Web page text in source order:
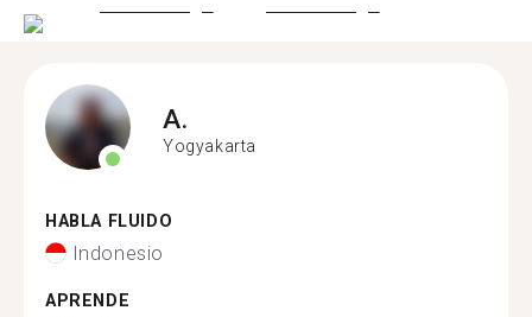
A.
Yogyakarta
HABLA FLUIDO
Indonesio
APRENDE